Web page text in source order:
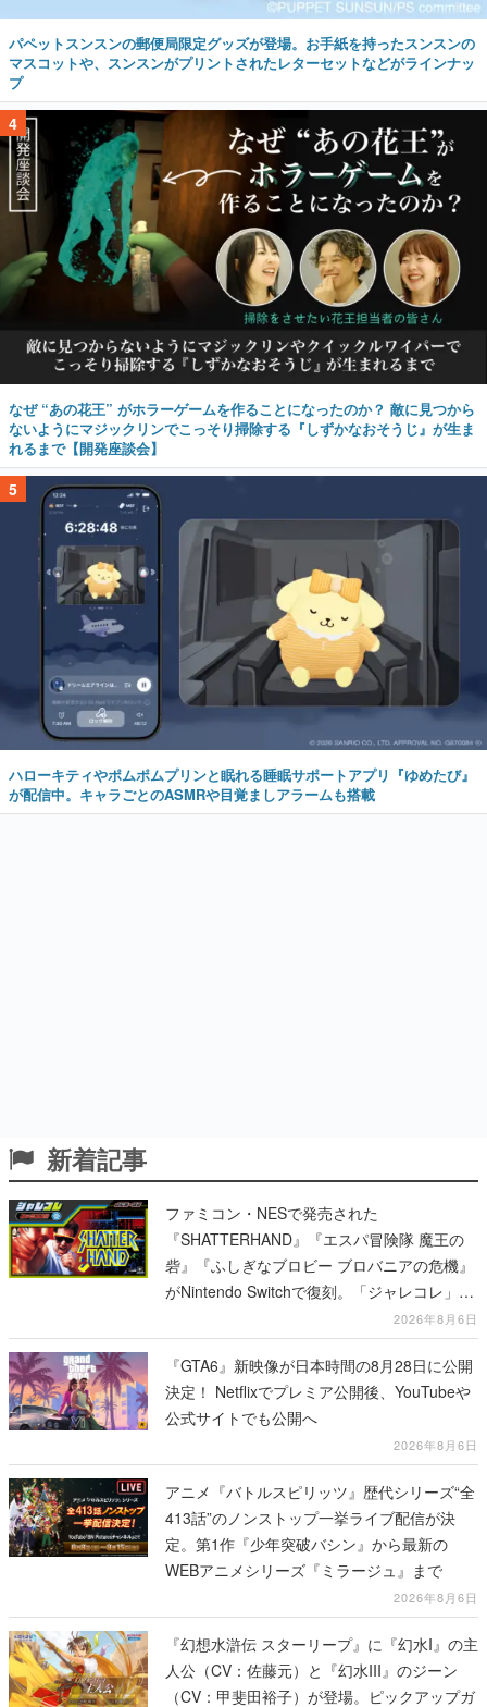
パペットスンスンの郵便局限定グッズが登場。お手紙を持ったスンスンの
マスコットや、スンスンがプリントされたレターセットなどがラインナッ
プ
4
なぜ “あの花王” がホラーゲームを作ることになったのか？ 敵に見つから
ないようにマジックリンでこっそり掃除する『しずかなおそうじ』が生ま
れるまで【開発座談会】
5
ハローキティやポムポムプリンと眠れる睡眠サポートアプリ『ゆめたび』
が配信中。キャラごとのASMRや目覚ましアラームも搭載
新着記事
ファミコン・NESで発売された
『SHATTERHAND』『エスパ冒険隊 魔王の
砦』『ふしぎなブロビー ブロバニアの危機』
がNintendo Switchで復刻。「ジャレコレ」シ
2026年8月6日
『GTA6』新映像が日本時間の8月28日に公開
決定！ Netflixでプレミア公開後、YouTubeや
公式サイトでも公開へ
2026年8月6日
アニメ『バトルスピリッツ』歴代シリーズ“全
413話”のノンストップ一挙ライブ配信が決
定。第1作『少年突破バシン』から最新の
WEBアニメシリーズ『ミラージュ』まで
2026年8月6日
『幻想水滸伝 スターリープ』に『幻水I』の主
人公（CV：佐藤元）と『幻水III』のジーン
（CV：甲斐田裕子）が登場。ピックアップガ